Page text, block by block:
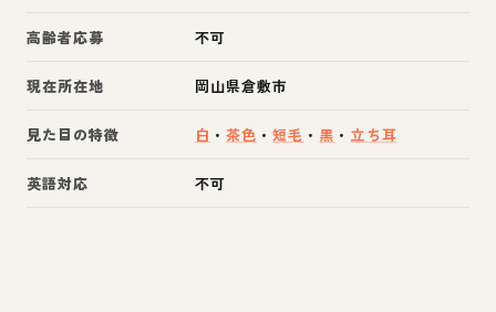
高齢者応募 不可
現在所在地 岡山県倉敷市
見た目の特徴 白 ・茶色 ・短毛 ・ 黒 ・ 立ち耳
英語対応 不可